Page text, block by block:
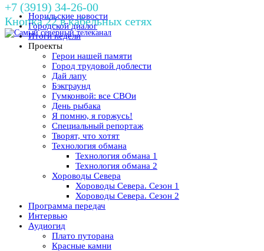
+7 (3919) 34-26-00
Кнопка 22 в кабельных сетях
Норильские новости
Городской диалог
Итоги недели
Проекты
Герои нашей памяти
Город трудовой доблести
Дай лапу
Бэкграунд
Гумконвой: все СВОи
День рыбака
Я помню, я горжусь!
Специальный репортаж
Творят, что хотят
Технология обмана
Технология обмана 1
Технология обмана 2
Хороводы Севера
Хороводы Севера. Сезон 1
Хороводы Севера. Сезон 2
Программа передач
Интервью
Аудиогид
Плато путорана
Красные камни